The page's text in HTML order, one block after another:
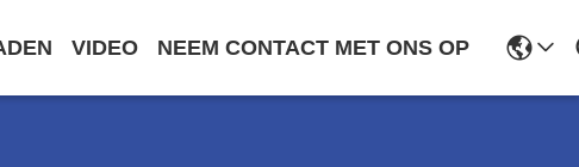
VIDEO NEEM CONTACT MET ONS OP